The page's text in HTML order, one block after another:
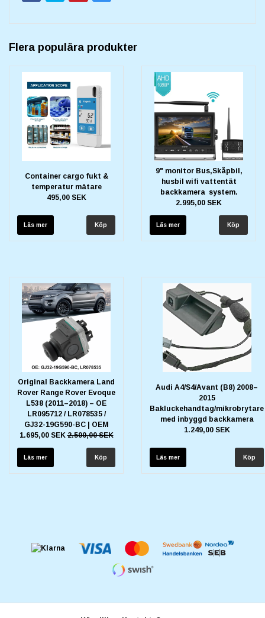
Flera populära produkter
Container cargo fukt &
temperatur mätare
495,00 SEK
Läs mer
9" monitor Bus,Skåpbil,
husbil wifi vattentät
backkamera system.
2.995,00 SEK
Läs mer
Original Backkamera Land
Rover Range Rover Evoque
L538 (2011–2018) – OE
LR095712 / LR078535 /
GJ32-19G590-BC | OEM
1.695,00 SEK2.500,00 SEK
Läs mer
Audi A4/S4/Avant (B8) 2008–
2015
Bakluckehandtag/mikrobrytare
med inbyggd backkamera
1.249,00 SEK
Läs mer